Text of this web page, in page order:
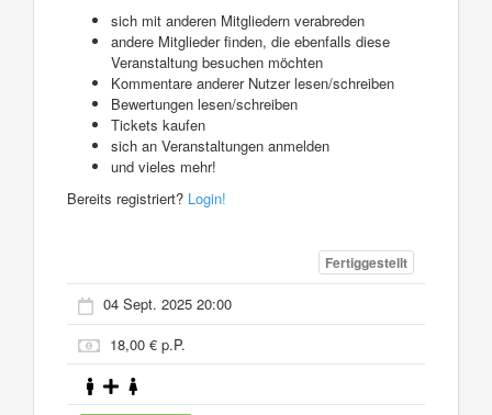
sich mit anderen Mitgliedern verabreden
andere Mitglieder finden, die ebenfalls diese
Veranstaltung besuchen möchten
Kommentare anderer Nutzer lesen/schreiben
Bewertungen lesen/schreiben
Tickets kaufen
sich an Veranstaltungen anmelden
und vieles mehr!
Bereits registriert? Login!
Fertiggestellt
04 Sept. 2025 20:00
18,00 € p.P.